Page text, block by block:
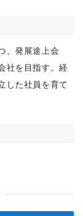
、発展途上会
社を目指す。経
した社員を育て